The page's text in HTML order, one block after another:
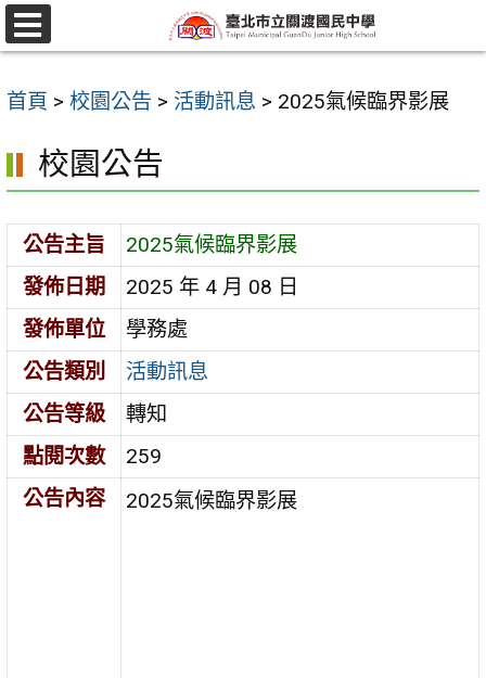
跳
至
要
容
選
單
首頁 > 校園公告 > 活動訊息 > 2025氣候臨界影展
校園公告
公告主旨
2025氣候臨界影展
發佈日期
2025 年 4 月 08 日
發佈單位
學務處
公告類別
活動訊息
公告等級
轉知
點閱次數
259
公告內容
2025氣候臨界影展